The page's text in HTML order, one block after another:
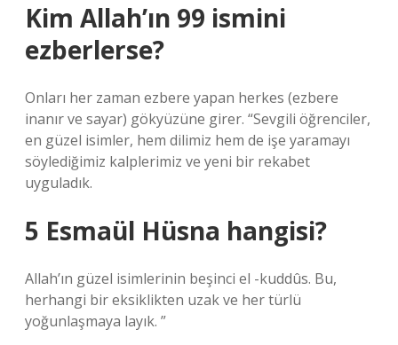
Kim Allah’ın 99 ismini
ezberlerse?
Onları her zaman ezbere yapan herkes (ezbere
inanır ve sayar) gökyüzüne girer. “Sevgili öğrenciler,
en güzel isimler, hem dilimiz hem de işe yaramayı
söylediğimiz kalplerimiz ve yeni bir rekabet
uyguladık.
5 Esmaül Hüsna hangisi?
Allah’ın güzel isimlerinin beşinci el -kuddûs. Bu,
herhangi bir eksiklikten uzak ve her türlü
yoğunlaşmaya layık. ”